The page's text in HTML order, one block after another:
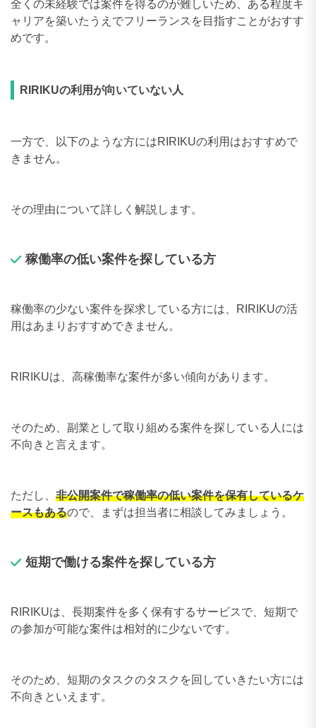
全くの未経験では案件を得るのが難しいため、ある程度キ
ャリアを築いたうえでフリーランスを目指すことがおすす
めです。
RIRIKUの利用が向いていない人
一方で、以下のような方にはRIRIKUの利用はおすすめで
きません。
その理由について詳しく解説します。
稼働率の低い案件を探している方
稼働率の少ない案件を探求している方には、RIRIKUの活
用はあまりおすすめできません。
RIRIKUは、高稼働率な案件が多い傾向があります。
そのため、副業として取り組める案件を探している人には
不向きと言えます。
ただし、 非公開案件で稼働率の低い案件を保有しているケ
ースもあるので、まずは担当者に相談してみましょう。
短期で働ける案件を探している方
RIRIKUは、長期案件を多く保有するサービスで、短期で
の参加が可能な案件は相対的に少ないです。
そのため、短期のタスクのタスクを回していきたい方には
不向きといえます。